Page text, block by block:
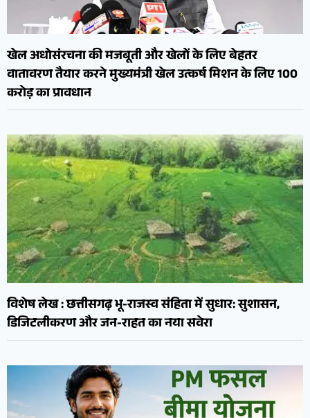
खेल अधोसंरचना की मजबूती और खेलों के लिए बेहतर
वातावरण तैयार करने मुख्यमंत्री खेल उत्कर्ष मिशन के लिए 100
करोड़ का प्रावधान
विशेष लेख : छत्तीसगढ़ भू-राजस्व संहिता में सुधार: सुशासन,
डिजिटलीकरण और जन-राहत का नया सवेरा